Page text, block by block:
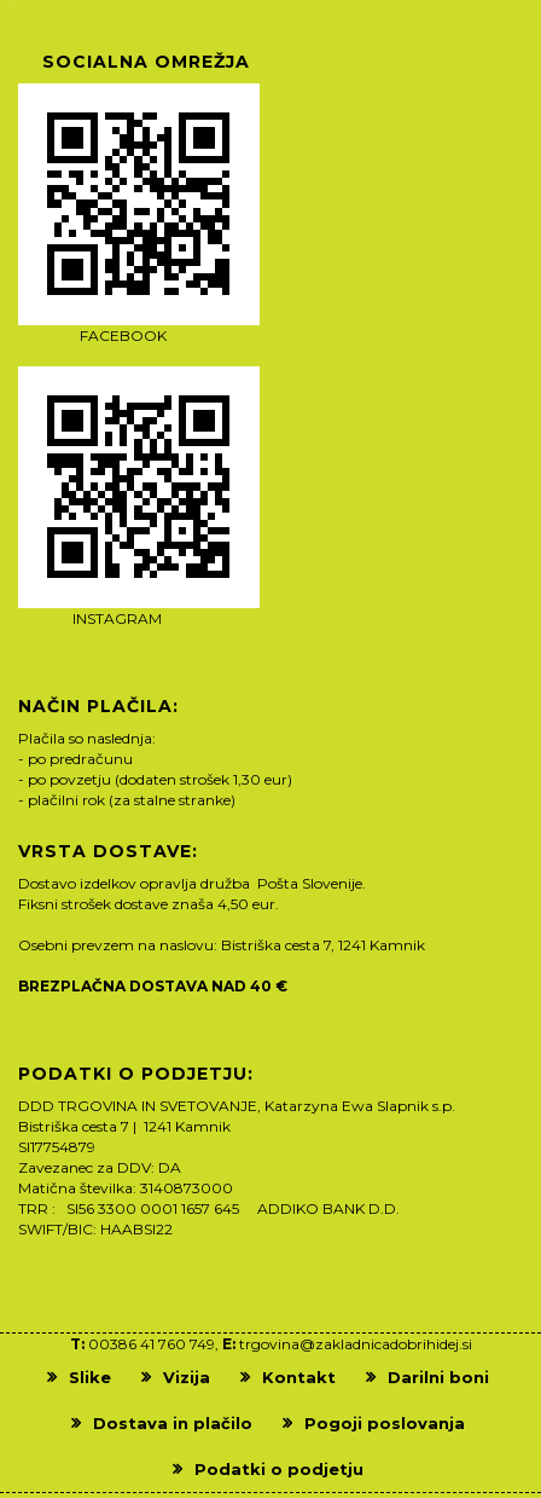
SOCIALNA OMREŽJA
FACEBOOK
INSTAGRAM
NAČIN PLAČILA:
Plačila so naslednja:
- po predračunu
- po povzetju (dodaten strošek 1,30 eur)
- plačilni rok (za stalne stranke)
VRSTA DOSTAVE:
Dostavo izdelkov opravlja družba Pošta Slovenije.
Fiksni strošek dostave znaša 4,50 eur.
Osebni prevzem na naslovu: Bistriška cesta 7, 1241 Kamnik
BREZPLAČNA DOSTAVA NAD 40 €
PODATKI O PODJETJU:
DDD TRGOVINA IN SVETOVANJE, Katarzyna Ewa Slapnik s.p.
Bistriška cesta 7 | 1241 Kamnik
SI17754879
Zavezanec za DDV: DA
Matična številka: 3140873000
TRR : SI56 3300 0001 1657 645 ADDIKO BANK D.D.
SWIFT/BIC: HAABSI22
T:00386 41 760 749, E: trgovina@zakladnicadobrihidej.si
Slike Vizija Kontakt Darilni boni
Dostava in plačilo Pogoji poslovanja
Podatki o podjetju